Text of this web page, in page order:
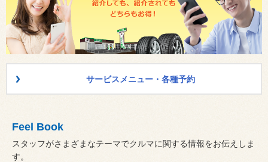
サービスメニュー・各種予約
Feel Book
スタッフがさまざまなテーマでクルマに関する情報をお伝えしま
す。